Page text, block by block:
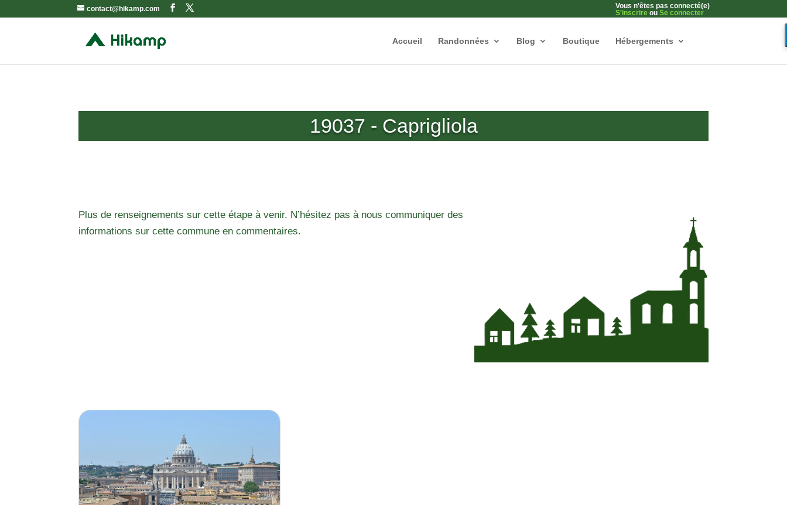
contact@hikamp.com
Vous n'êtes pas connecté(e)
S'inscrire ou Se connecter
Accueil Randonnées Blog Boutique Hébergements
19037 - Caprigliola
Plus de renseignements sur cette étape à venir. N’hésitez pas à nous communiquer des
informations sur cette commune en commentaires.